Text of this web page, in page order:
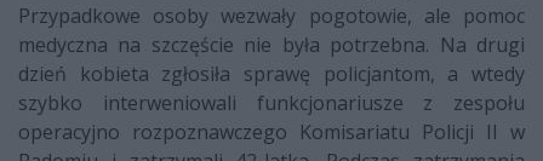
Przypadkowe osoby wezwały pogotowie, ale pomoc
medyczna na szczęście nie była potrzebna. Na drugi
dzień kobieta zgłosiła sprawę policjantom, a wtedy
szybko interweniowali funkcjonariusze z zespołu
operacyjno rozpoznawczego Komisariatu Policji II w